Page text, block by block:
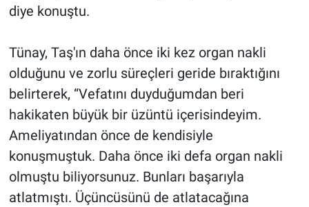
diye konuştu.
Tünay, Taş'ın daha önce iki kez organ nakli
olduğunu ve zorlu süreçleri geride bıraktığını
belirterek, “Vefatını duyduğumdan beri
hakikaten büyük bir üzüntü içerisindeyim.
Ameliyatından önce de kendisiyle
konuşmuştuk. Daha önce iki defa organ nakli
olmuştu biliyorsunuz. Bunları başarıyla
atlatmıştı. Üçüncüsünü de atlatacağına